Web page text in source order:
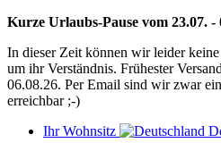
Kurze Urlaubs-Pause vom 23.07. -
In dieser Zeit können wir leider
um ihr Verständnis. Frühester
06.08.26. Per Email sind wir zwar
erreichbar ;-)
Ihr Wohnsitz